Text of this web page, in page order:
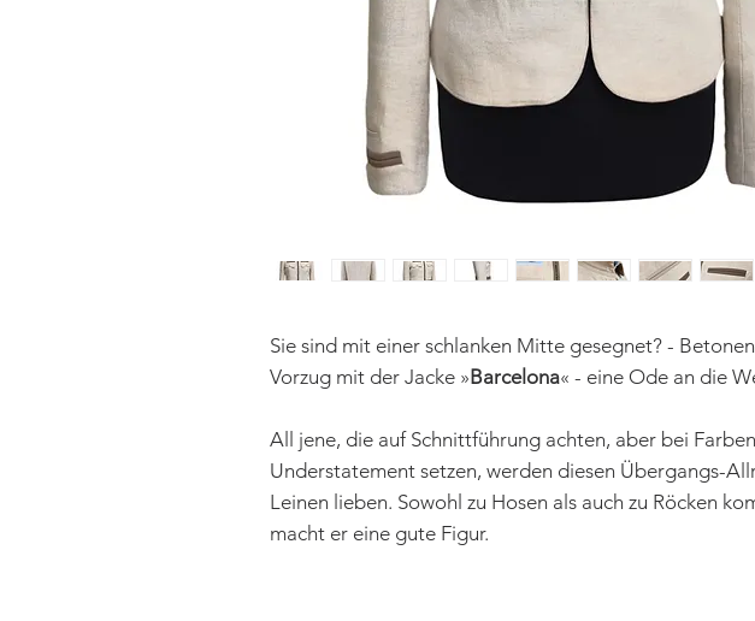
Sie sind mit einer schlanken Mitte gesegnet? -
Vorzug mit der Jacke »Barcelona« - eine Ode an die
All jene, die auf Schnittführung achten, aber bei
Understatement setzen, werden diesen Übergangs-
Leinen lieben. Sowohl zu Hosen als auch zu Röcken
macht er eine gute Figur.